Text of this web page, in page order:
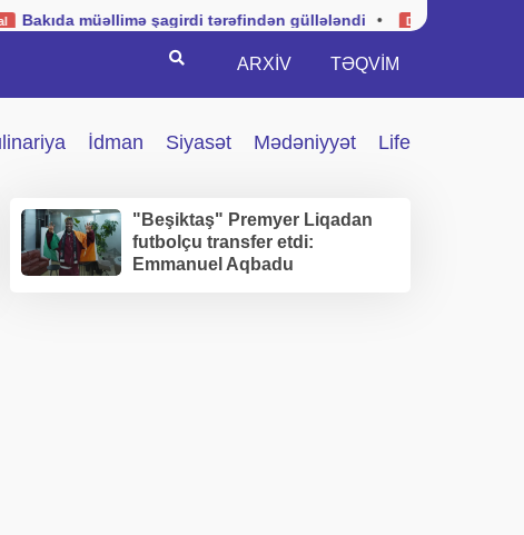
şagirdi tərəfindən güllələndi • Dünya Kuba hərbi
Search ARXİV TƏQVIM
İdman Siyasət Mədəniyyət Life
"Beşiktaş" Premyer Liqadan
futbolçu transfer etdi:
Emmanuel Aqbadu